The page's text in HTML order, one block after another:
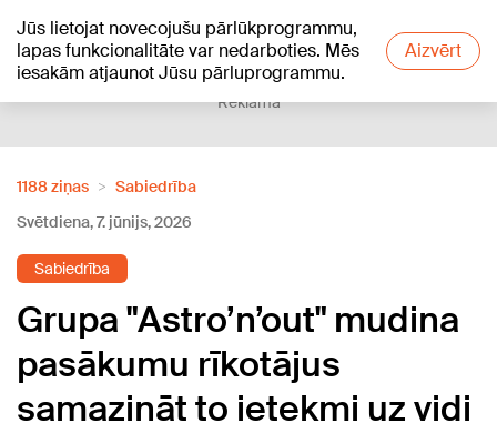
Jūs lietojat novecojušu pārlūkprogrammu,
lapas funkcionalitāte var nedarboties. Mēs
iesakām atjaunot Jūsu pārluprogrammu.
Aizvērt
+20°C
Reklāma
1188 ziņas
Sabiedrība
Svētdiena, 7. jūnijs, 2026
Sabiedrība
Grupa "Astro’n’out" mudina
pasākumu rīkotājus
samazināt to ietekmi uz vidi